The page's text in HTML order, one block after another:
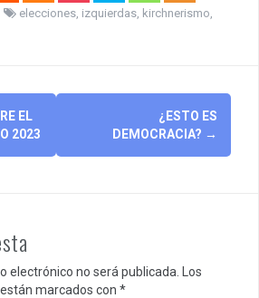
elecciones izquierdas kirchnerismo
EL
2023
¿ESTO ES
DEMOCRACIA? →
electrónico no será publicada.
Los
marcados con *